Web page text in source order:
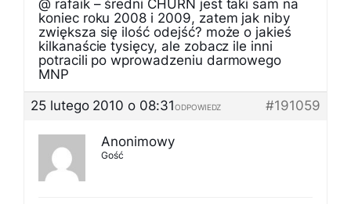
@ rafaik – średni CHURN jest taki sam na
koniec roku 2008 i 2009, zatem jak niby
zwiększa się ilość odejść? może o jakieś
kilkanaście tysięcy, ale zobacz ile inni
potracili po wprowadzeniu darmowego
MNP
25 lutego 2010 o 08:31
#191059
ODPOWIEDZ
Anonimowy
Gość